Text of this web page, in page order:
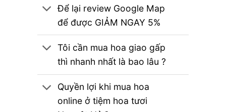
Để lại review Google Map
để được GIẢM NGAY 5%
Tôi cần mua hoa giao gấp
thì nhanh nhất là bao lâu ?
Quyền lợi khi mua hoa
online ở tiệm hoa tươi